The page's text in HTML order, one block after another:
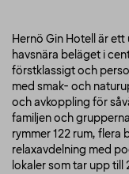
Hernö Gin Hotell är
havsnära beläget i
förstklassigt och
med smak- och
och avkoppling för
familjen och
rymmer 122 rum, flera
relaxavdelning med
lokaler som tar upp till